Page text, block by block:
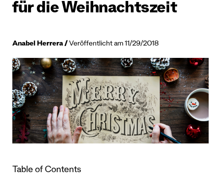
für die Weihnachtszeit
Anabel Herrera Veröffentlicht am 11/29/2018
Table of Contents